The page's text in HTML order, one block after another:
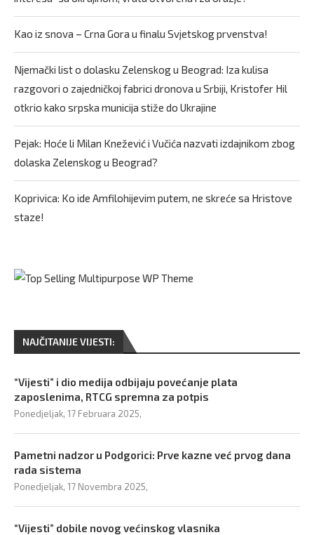
Kao iz snova – Crna Gora u finalu Svjetskog prvenstva!
Njemački list o dolasku Zelenskog u Beograd: Iza kulisa
razgovori o zajedničkoj fabrici dronova u Srbiji, Kristofer Hil
otkrio kako srpska municija stiže do Ukrajine
Pejak: Hoće li Milan Knežević i Vučića nazvati izdajnikom zbog
dolaska Zelenskog u Beograd?
Koprivica: Ko ide Amfilohijevim putem, ne skreće sa Hristove
staze!
NAJČITANIJE VIJESTI:
“Vijesti” i dio medija odbijaju povećanje plata
zaposlenima, RTCG spremna za potpis
Ponedjeljak, 17 Februara 2025,
Pametni nadzor u Podgorici: Prve kazne već prvog dana
rada sistema
Ponedjeljak, 17 Novembra 2025,
“Vijesti” dobile novog većinskog vlasnika